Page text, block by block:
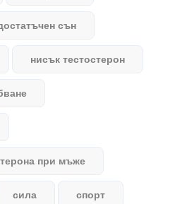
сън
нисък тестостерон
при мъже
сила спорт